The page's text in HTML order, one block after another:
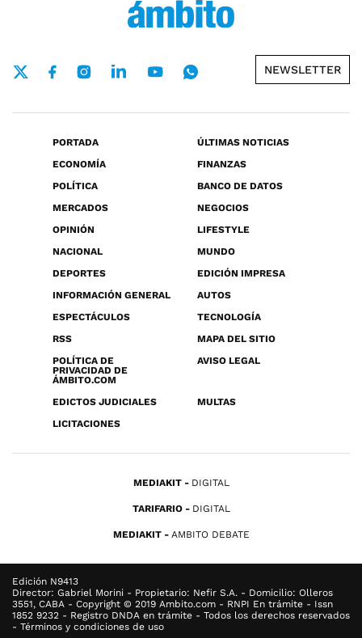
NEWSLETTER
PORTADA
ÚLTIMAS NOTICIAS
ECONOMÍA
FINANZAS
POLÍTICA
BANCO DE DATOS
MERCADOS
NEGOCIOS
OPINIÓN
LIFESTYLE
NACIONAL
MUNDO
DEPORTES
EDICIÓN IMPRESA
INFORMACIÓN GENERAL
AUTOS
ESPECTÁCULOS
TECNOLOGÍA
RSS
MAPA DEL SITIO
POLÍTICA DE
PRIVACIDAD DE
ÁMBITO.COM
AVISO LEGAL
EDICTOS JUDICIALES
MULTAS
LICITACIONES
MEDIAKIT DIGITAL
TARIFARIO DIGITAL
MEDIAKIT AMBITO DEBATE
Edición N9413
Director: Gabriel Morini - Propietario: Nefir S.A. - Domicilio: Olleros
3551, CABA - Copyright © 2019 Ambito.com - RNPI En trámite - Issn
1852 9232 - Registro DNDA en trámite - Todos los derechos reservados
- Términos y condiciones de uso